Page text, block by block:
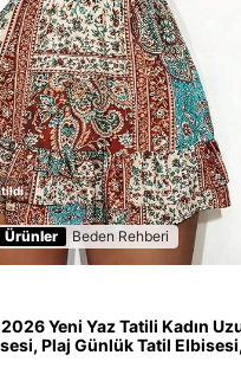
Ürünler Beden Rehberi
Yeni Yaz Tatili Kadın
Plaj Günlük Tatil Elbisesi,